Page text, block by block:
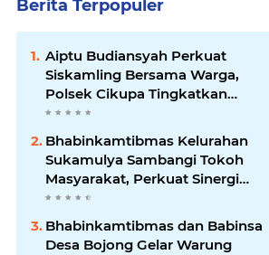
Berita Terpopuler
Aiptu Budiansyah Perkuat
Siskamling Bersama Warga,
Polsek Cikupa Tingkatkan
Sinergi Jaga Kamtibmas
Bhabinkamtibmas Kelurahan
Sukamulya Sambangi Tokoh
Masyarakat, Perkuat Sinergi
Jaga Kamtibmas
Bhabinkamtibmas dan Babinsa
Desa Bojong Gelar Warung